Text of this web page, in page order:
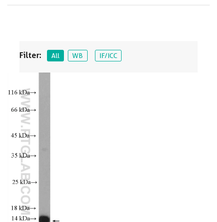
Filter: All WB IF/ICC